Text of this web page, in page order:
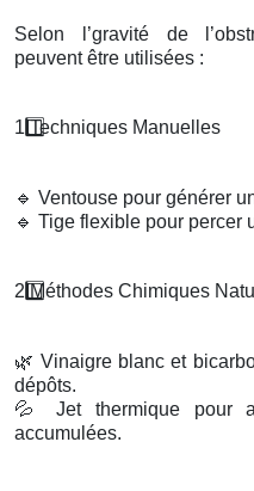
Selon l’gravité de
peuvent être utilisées :
1️ Techniques Manuelles
🔹 Ventouse pour générer
🔹 Tige flexible pour percer
2️ Méthodes Chimiques
🌿 Vinaigre blanc et
dépôts.
💦
Jet thermique pour
accumulées.